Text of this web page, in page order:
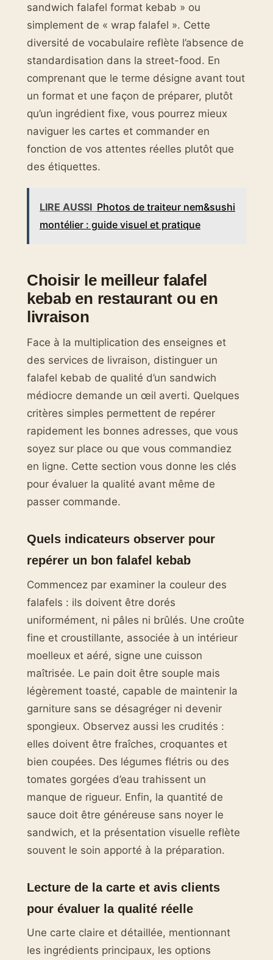
sandwich falafel format kebab » ou
simplement de « wrap falafel ». Cette
diversité de vocabulaire reflète l’absence de
standardisation dans la street-food. En
comprenant que le terme désigne avant tout
un format et une façon de préparer, plutôt
qu’un ingrédient fixe, vous pourrez mieux
naviguer les cartes et commander en
fonction de vos attentes réelles plutôt que
des étiquettes.
LIRE AUSSI Photos de traiteur nem&sushi
montélier : guide visuel et pratique
Choisir le meilleur falafel
kebab en restaurant ou en
livraison
Face à la multiplication des enseignes et
des services de livraison, distinguer un
falafel kebab de qualité d’un sandwich
médiocre demande un œil averti. Quelques
critères simples permettent de repérer
rapidement les bonnes adresses, que vous
soyez sur place ou que vous commandiez
en ligne. Cette section vous donne les clés
pour évaluer la qualité avant même de
passer commande.
Quels indicateurs observer pour
repérer un bon falafel kebab
Commencez par examiner la couleur des
falafels : ils doivent être dorés
uniformément, ni pâles ni brûlés. Une croûte
fine et croustillante, associée à un intérieur
moelleux et aéré, signe une cuisson
maîtrisée. Le pain doit être souple mais
légèrement toasté, capable de maintenir la
garniture sans se désagréger ni devenir
spongieux. Observez aussi les crudités :
elles doivent être fraîches, croquantes et
bien coupées. Des légumes flétris ou des
tomates gorgées d’eau trahissent un
manque de rigueur. Enfin, la quantité de
sauce doit être généreuse sans noyer le
sandwich, et la présentation visuelle reflète
souvent le soin apporté à la préparation.
Lecture de la carte et avis clients
pour évaluer la qualité réelle
Une carte claire et détaillée, mentionnant
les ingrédients principaux, les options